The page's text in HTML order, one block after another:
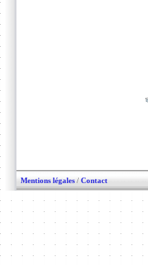
Mentions légales / Contact